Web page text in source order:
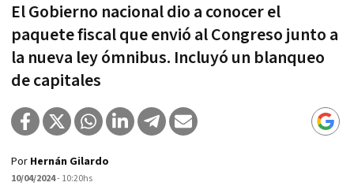
El Gobierno nacional dio a conocer el
paquete fiscal que envió al Congreso junto a
la nueva ley ómnibus. Incluyó un blanqueo
de capitales
Por Hernán Gilardo
10/04/2024- 10:20hs